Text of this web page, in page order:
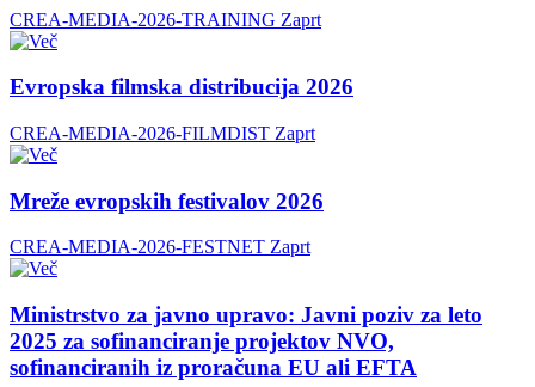
CREA-MEDIA-2026-TRAINING Zaprt
Evropska filmska distribucija 2026
CREA-MEDIA-2026-FILMDIST Zaprt
Mreže evropskih festivalov 2026
CREA-MEDIA-2026-FESTNET Zaprt
Ministrstvo za javno upravo: Javni poziv za leto
2025 za sofinanciranje projektov NVO,
sofinanciranih iz proračuna EU ali EFTA